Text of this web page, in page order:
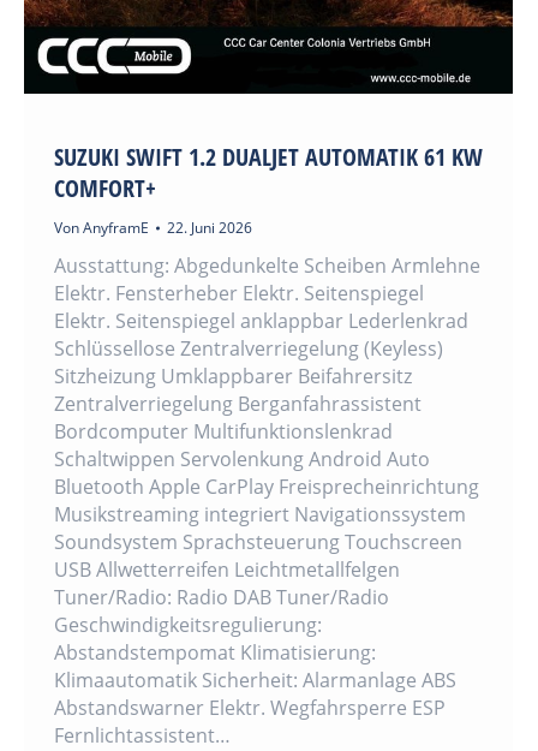
SUZUKI SWIFT 1.2 DUALJET AUTOMATIK 61 KW
COMFORT+
VonAnyframE 22. Juni 2026
Ausstattung: Abgedunkelte Scheiben Armlehne
Elektr. Fensterheber Elektr. Seitenspiegel
Elektr. Seitenspiegel anklappbar Lederlenkrad
Schlüssellose Zentralverriegelung (Keyless)
Sitzheizung Umklappbarer Beifahrersitz
Zentralverriegelung Berganfahrassistent
Bordcomputer Multifunktionslenkrad
Schaltwippen Servolenkung Android Auto
Bluetooth Apple CarPlay Freisprecheinrichtung
Musikstreaming integriert Navigationssystem
Soundsystem Sprachsteuerung Touchscreen
USB Allwetterreifen Leichtmetallfelgen
Tuner/Radio: Radio DAB Tuner/Radio
Geschwindigkeitsregulierung:
Abstandstempomat Klimatisierung:
Klimaautomatik Sicherheit: Alarmanlage ABS
Abstandswarner Elektr. Wegfahrsperre ESP
Fernlichtassistent…